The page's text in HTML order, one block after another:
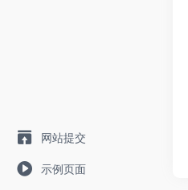
网站提交
示例页面